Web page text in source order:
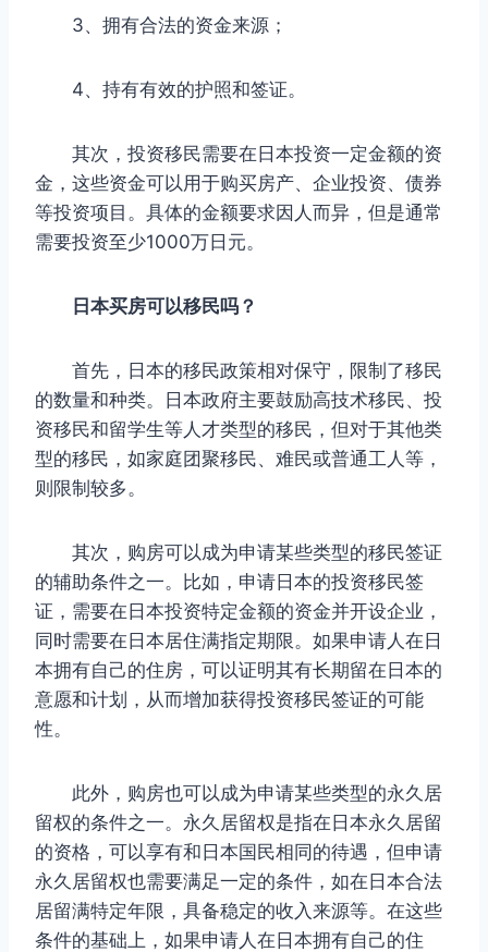
3、拥有合法的资金来源；
4、持有有效的护照和签证。
其次，投资移民需要在日本投资一定金额的资
金，这些资金可以用于购买房产、企业投资、债券
等投资项目。具体的金额要求因人而异，但是通常
需要投资至少1000万日元。
日本买房可以移民吗？
首先，日本的移民政策相对保守，限制了移民
的数量和种类。日本政府主要鼓励高技术移民、投
资移民和留学生等人才类型的移民，但对于其他类
型的移民，如家庭团聚移民、难民或普通工人等，
则限制较多。
其次，购房可以成为申请某些类型的移民签证
的辅助条件之一。比如，申请日本的投资移民签
证，需要在日本投资特定金额的资金并开设企业，
同时需要在日本居住满指定期限。如果申请人在日
本拥有自己的住房，可以证明其有长期留在日本的
意愿和计划，从而增加获得投资移民签证的可能
性。
此外，购房也可以成为申请某些类型的永久居
留权的条件之一。永久居留权是指在日本永久居留
的资格，可以享有和日本国民相同的待遇，但申请
永久居留权也需要满足一定的条件，如在日本合法
居留满特定年限，具备稳定的收入来源等。在这些
条件的基础上，如果申请人在日本拥有自己的住